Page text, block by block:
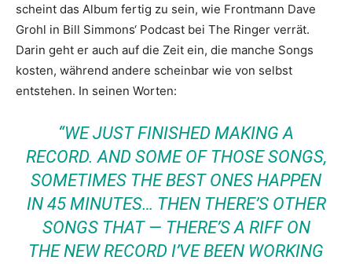
scheint das Album fertig zu sein, wie Frontmann Dave
Grohl in Bill Simmons‘ Podcast bei The Ringer verrät.
Darin geht er auch auf die Zeit ein, die manche Songs
kosten, während andere scheinbar wie von selbst
entstehen. In seinen Worten:
“WE JUST FINISHED MAKING A
RECORD. AND SOME OF THOSE SONGS,
SOMETIMES THE BEST ONES HAPPEN
IN 45 MINUTES… THEN THERE’S OTHER
SONGS THAT — THERE’S A RIFF ON
THE NEW RECORD I’VE BEEN WORKING